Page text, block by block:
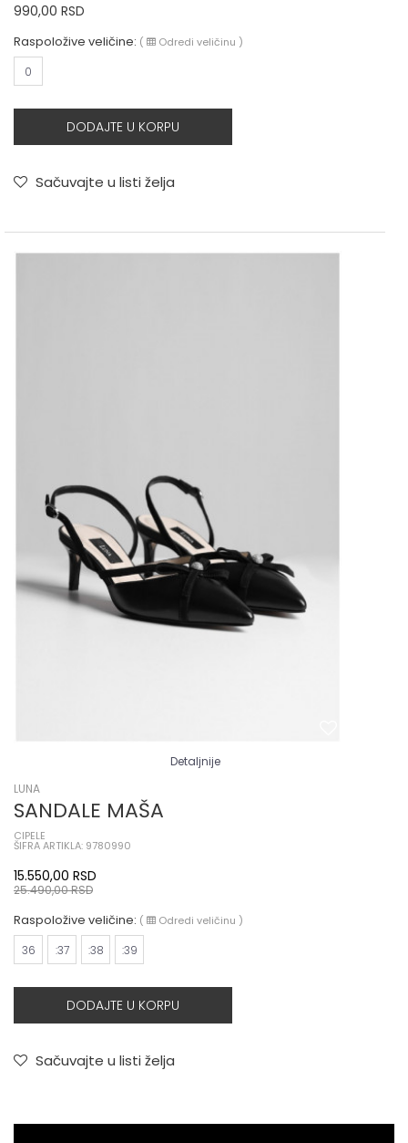
990,00 RSD
Raspoložive veličine: ( Odredi veličinu )
0
DODAJTE U KORPU
Sačuvajte u listi želja
Detaljnije
LUNA
SANDALE MAŠA
CIPELE
ŠIFRA ARTIKLA: 9780990
15.550,00 RSD
25.490,00RSD
Raspoložive veličine: ( Odredi veličinu )
36 :37 :38 :39
DODAJTE U KORPU
Sačuvajte u listi želja